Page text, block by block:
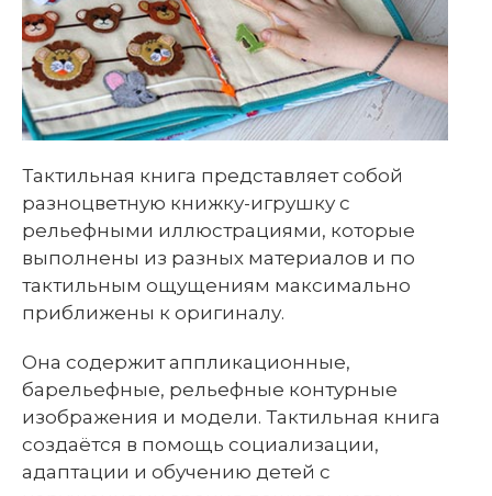
Тактильная книга представляет собой
разноцветную книжку-игрушку с
рельефными иллюстрациями, которые
выполнены из разных материалов и по
тактильным ощущениям максимально
приближены к оригиналу.
Она содержит аппликационные,
барельефные, рельефные контурные
изображения и модели. Тактильная книга
создаётся в помощь социализации,
адаптации и обучению детей с